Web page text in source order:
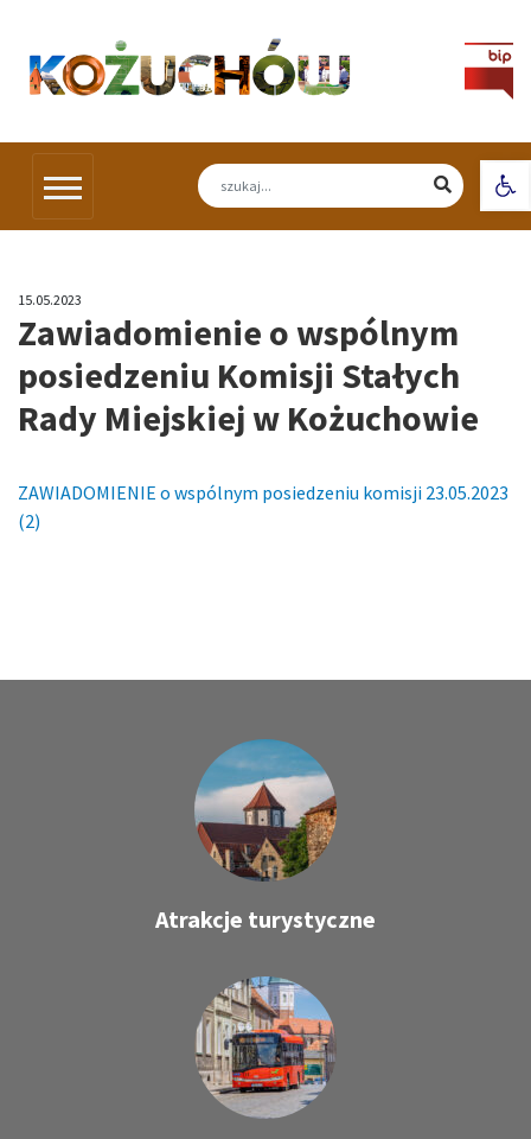
content
15.05.2023
Zawiadomienie o wspólnym
posiedzeniu Komisji Stałych
Rady Miejskiej w Kożuchowie
ZAWIADOMIENIE o wspólnym posiedzeniu komisji 23.05.2023
(2)
Atrakcje turystyczne